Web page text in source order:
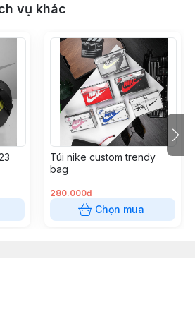
vụ khác
Túi nike custom trendy
bag
280.000đ
Chọn mua